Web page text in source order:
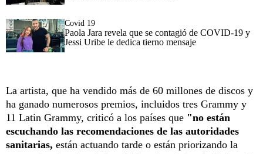
Covid 19
Paola Jara revela que se contagió de COVID-19 y
Jessi Uribe le dedica tierno mensaje
La artista, que ha vendido más de 60 millones de discos y
ha ganado numerosos premios, incluidos tres Grammy y
11 Latin Grammy, criticó a los países que "no están
escuchando las recomendaciones de las autoridades
sanitarias, están actuando tarde o están priorizando la